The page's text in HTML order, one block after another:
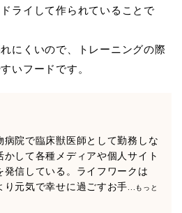
ライして作られていることで
にくいので、トレーニングの際
いフードです。
院で臨床獣医師として勤務しな
して各種メディアや個人サイト
発信している。ライフワークは
り元気で幸せに過ごすお手
...もっと